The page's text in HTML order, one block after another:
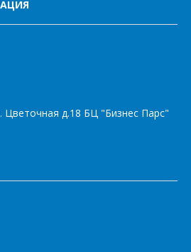
Цветочная д.18 БЦ "Бизнес Парс"